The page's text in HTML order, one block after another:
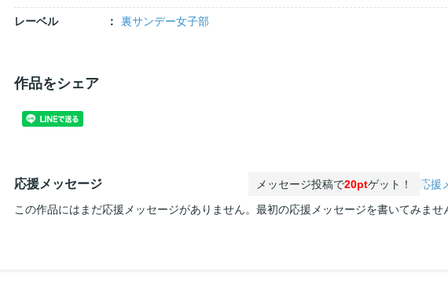
レーベル 裏サンデー女子部
作品をシェア
応援メッセージ メッセージ投稿で20ptゲット！
応援
この作品にはまだ応援メッセージがありません。最初の応援メッセージを書いてみませ